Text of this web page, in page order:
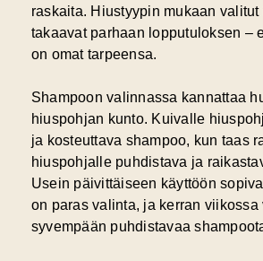
raskaita. Hiustyypin mukaan valitut
takaavat parhaan lopputuloksen –
on omat tarpeensa.
Shampoon valinnassa kannattaa
hiuspohjan kunto. Kuivalle
ja kosteuttava shampoo, kun taas
hiuspohjalle puhdistava ja
Usein päivittäiseen käyttöön
on paras valinta, ja kerran viikossa
syvempään puhdistavaa